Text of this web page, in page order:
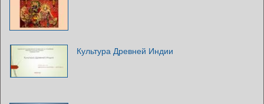
Культура Древней Индии